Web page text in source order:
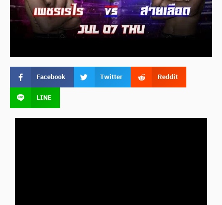
Facebook Twitter
Reddit
LINE